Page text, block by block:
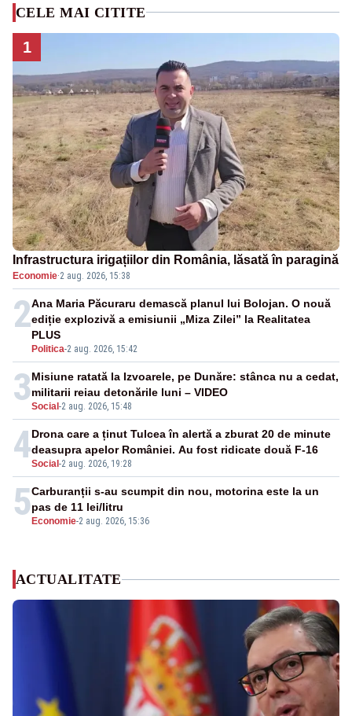
CELE MAI CITITE
1
Infrastructura irigațiilor din România, lăsată în paragină
Economie·2 aug. 2026, 15:38
2
Politica-2 aug. 2026, 15:42
Ana Maria Păcuraru demască planul lui Bolojan. O nouă
ediție explozivă a emisiunii „Miza Zilei” la Realitatea
PLUS
3Social -2 aug. 2026, 15:48
Misiune ratată la Izvoarele, pe Dunăre: stânca nu a cedat,
militarii reiau detonările luni – VIDEO
4Social -2 aug. 2026, 19:28
Drona care a ținut Tulcea în alertă a zburat 20 de minute
deasupra apelor României. Au fost ridicate două F-16
5 Economie-2 aug. 2026, 15:36
Carburanții s-au scumpit din nou, motorina este la un
pas de 11 lei/litru
ACTUALITATE